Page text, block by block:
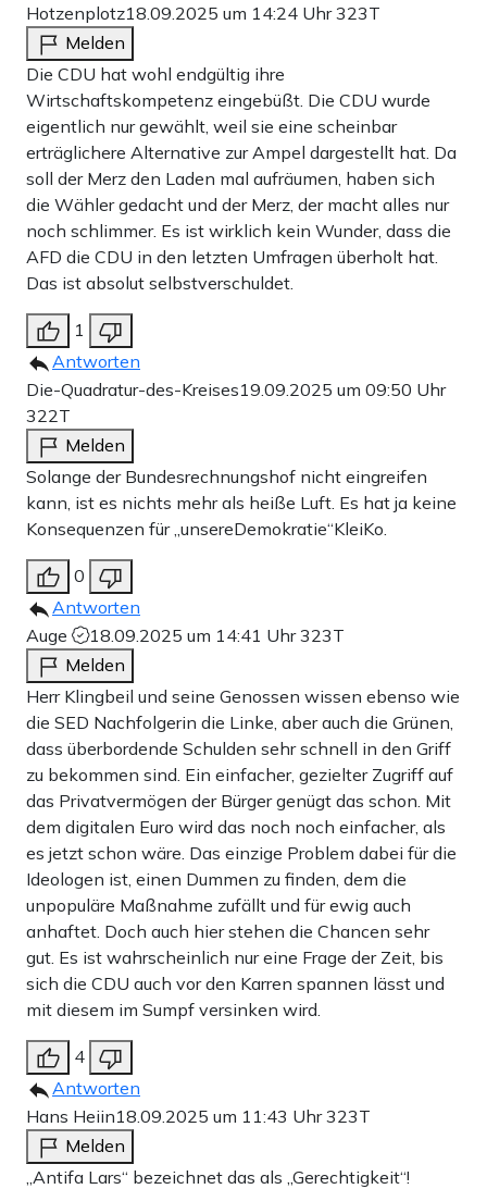
Hotzenplotz18.09.2025 um 14:24 Uhr323T
Melden
Die CDU hat wohl endgültig ihre
Wirtschaftskompetenz eingebüßt. Die CDU wurde
eigentlich nur gewählt, weil sie eine scheinbar
erträglichere Alternative zur Ampel dargestellt hat. Da
soll der Merz den Laden mal aufräumen, haben sich
die Wähler gedacht und der Merz, der macht alles nur
noch schlimmer. Es ist wirklich kein Wunder, dass die
AFD die CDU in den letzten Umfragen überholt hat.
Das ist absolut selbstverschuldet.
1
Antworten
Die-Quadratur-des-Kreises19.09.2025 um 09:50 Uhr
322T
Melden
Solange der Bundesrechnungshof nicht eingreifen
kann, ist es nichts mehr als heiße Luft. Es hat ja keine
Konsequenzen für „unsereDemokratie“KleiKo.
0
Antworten
Auge
18.09.2025 um 14:41 Uhr323T
Melden
Herr Klingbeil und seine Genossen wissen ebenso wie
die SED Nachfolgerin die Linke, aber auch die Grünen,
dass überbordende Schulden sehr schnell in den Griff
zu bekommen sind. Ein einfacher, gezielter Zugriff auf
das Privatvermögen der Bürger genügt das schon. Mit
dem digitalen Euro wird das noch noch einfacher, als
es jetzt schon wäre. Das einzige Problem dabei für die
Ideologen ist, einen Dummen zu finden, dem die
unpopuläre Maßnahme zufällt und für ewig auch
anhaftet. Doch auch hier stehen die Chancen sehr
gut. Es ist wahrscheinlich nur eine Frage der Zeit, bis
sich die CDU auch vor den Karren spannen lässt und
mit diesem im Sumpf versinken wird.
4
Antworten
Hans Heiin18.09.2025 um 11:43 Uhr323T
Melden
„Antifa Lars“ bezeichnet das als „Gerechtigkeit“!